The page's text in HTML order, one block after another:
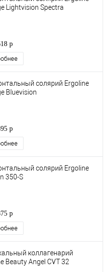
Lightvision Spectra
р
солярий Ergoline
Bluevision
р
солярий Ergoline
350-S
р
коллагенарий
Beauty Angel CVT 32